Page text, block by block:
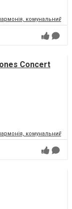
комунальний
Concert
комунальний